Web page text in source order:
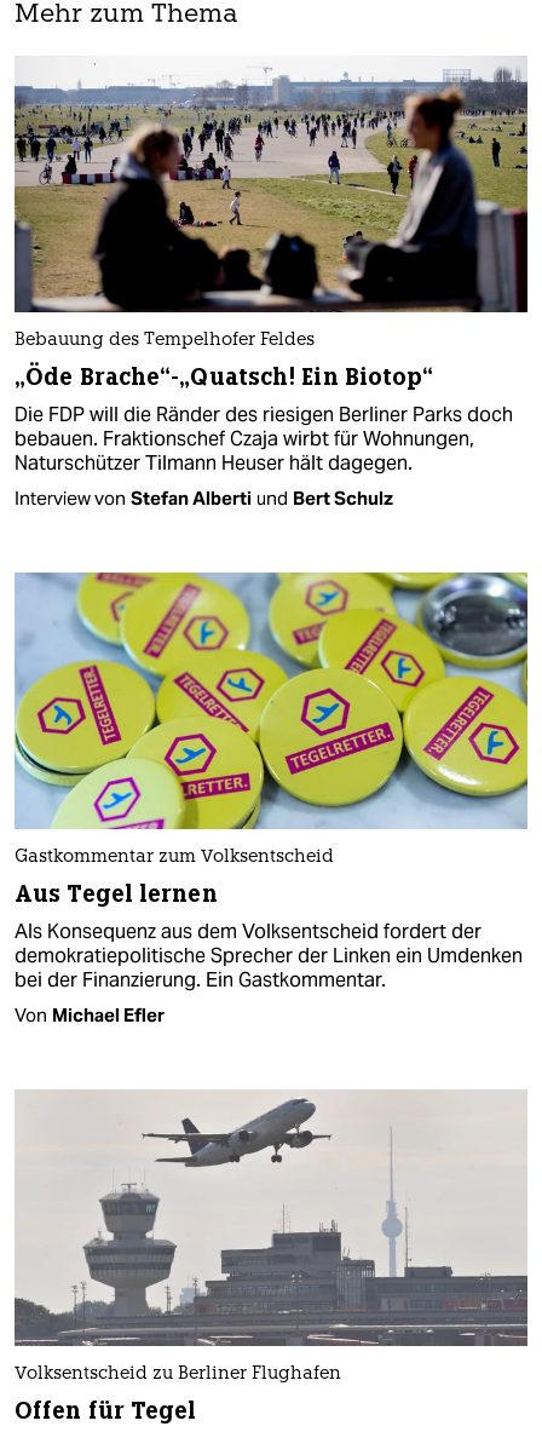
Mehr zum Thema
Bebauung des Tempelhofer Feldes
„Öde Brache“-„Quatsch! Ein Biotop“
Die FDP will die Ränder des riesigen Berliner Parks doch
bebauen. Fraktionschef Czaja wirbt für Wohnungen,
Naturschützer Tilmann Heuser hält dagegen.
Interview von Stefan Alberti und Bert Schulz
Gastkommentar zum Volksentscheid
Aus Tegel lernen
Als Konsequenz aus dem Volksentscheid fordert der
demokratiepolitische Sprecher der Linken ein Umdenken
bei der Finanzierung. Ein Gastkommentar.
Von Michael Efler
Volksentscheid zu Berliner Flughafen
Offen für Tegel